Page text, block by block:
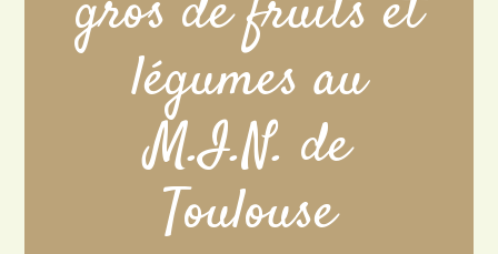
légumes au
M.I.N. de
Toulouse